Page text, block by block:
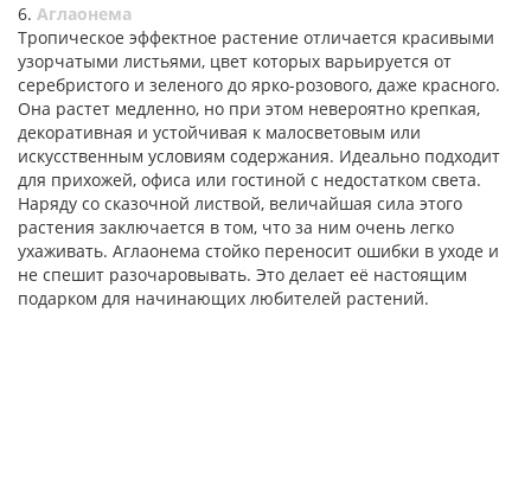
6. Аглаонема
Тропическое эффектное растение отличается красивыми
узорчатыми листьями, цвет которых варьируется от
серебристого и зеленого до ярко-розового, даже красного.
Она растет медленно, но при этом невероятно крепкая,
декоративная и устойчивая к малосветовым или
искусственным условиям содержания. Идеально подходит
для прихожей, офиса или гостиной с недостатком света.
Наряду со сказочной листвой, величайшая сила этого
растения заключается в том, что за ним очень легко
ухаживать. Аглаонема стойко переносит ошибки в уходе и
не спешит разочаровывать. Это делает её настоящим
подарком для начинающих любителей растений.